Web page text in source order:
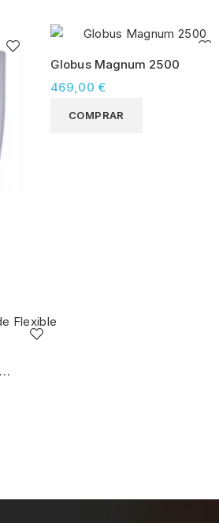
Globus Magnum 2500
469,00 €
COMPRAR